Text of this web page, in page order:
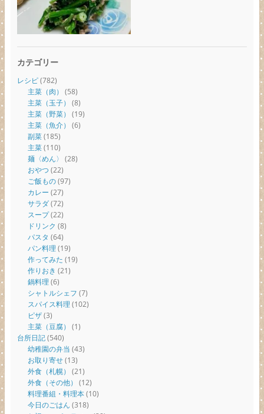
カテゴリー
レシピ(782)
主菜（肉） (58)
主菜（玉子） (8)
主菜（野菜） (19)
主菜（魚介） (6)
副菜(185)
主菜(110)
麺〈めん〉 (28)
おやつ (22)
ご飯もの(97)
カレー (27)
サラダ(72)
スープ(22)
ドリンク (8)
パスタ (64)
パン料理 (19)
作ってみた (19)
作りおき (21)
鍋料理 (6)
シャトルシェフ (7)
スパイス料理 (102)
ピザ(3)
主菜（豆腐） (1)
台所日記(540)
幼稚園の弁当 (43)
お取り寄せ(13)
外食（札幌） (21)
外食（その他） (12)
料理番組・料理本(10)
今日のごはん (318)